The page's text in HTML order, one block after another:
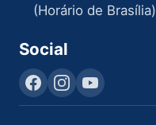
(Horário de Brasília)
Social